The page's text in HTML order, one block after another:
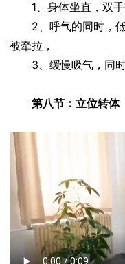
1、身体坐直，双
2、呼气的同时，
被牵拉，
3、缓慢吸气，同
第八节：立位转体